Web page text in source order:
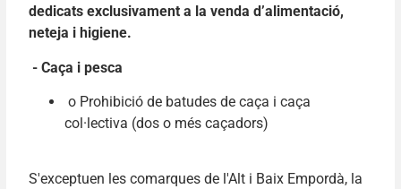
dedicats exclusivament a la venda d’alimentació,
neteja i higiene.
- Caça i pesca
o Prohibició de batudes de caça i caça
col·lectiva (dos o més caçadors)
S'exceptuen les comarques de l'Alt i Baix Empordà, la